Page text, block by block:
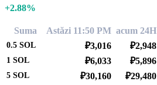
+2.88%
Suma Astăzi 11:50 PM acum 24H
0.5 SOL ₽3,016 ₽2,948
1 SOL ₽6,033 ₽5,896
5 SOL ₽30,160 ₽29,480